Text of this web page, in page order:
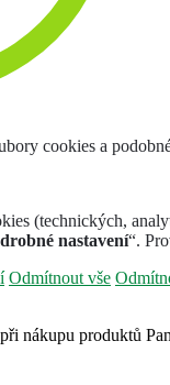
cookies a
(technických,
nastavení“.
Odmítnout vše
nákupu produktů